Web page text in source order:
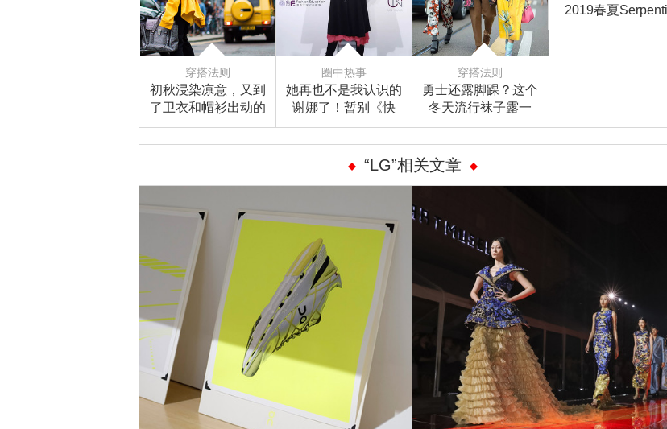
穿搭法则
初秋浸染凉意，又到
了卫衣和帽衫出动的
时节
圈中热事
她再也不是我认识的
谢娜了！暂别《快
本》却做了一件这样
的事！
穿搭法则
勇士还露脚踝？这个
冬天流行袜子露一
截！
2019春夏Serpenti
“LG”相关文章